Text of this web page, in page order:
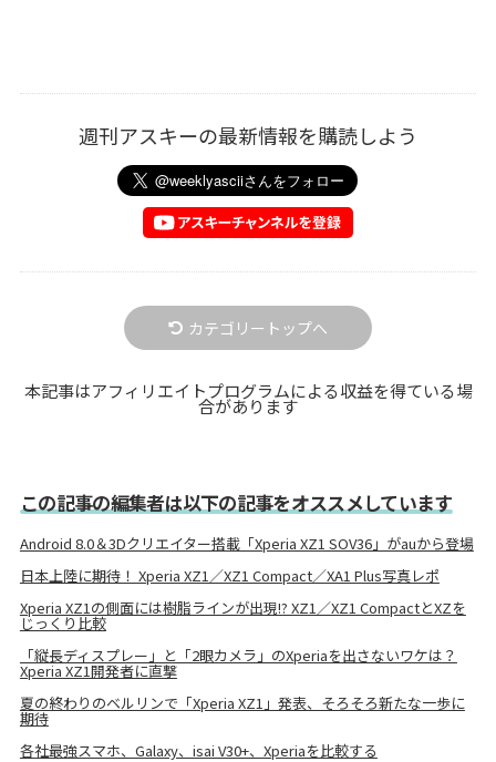
週刊アスキーの最新情報を購読しよう
カテゴリートップへ
本記事はアフィリエイトプログラムによる収益を得ている場
合があります
この記事の編集者は以下の記事をオススメしています
Android 8.0＆3Dクリエイター搭載「Xperia XZ1 SOV36」がauから登場
日本上陸に期待！ Xperia XZ1／XZ1 Compact／XA1 Plus写真レポ
Xperia XZ1の側面には樹脂ラインが出現!? XZ1／XZ1 CompactとXZを
じっくり比較
「縦長ディスプレー」と「2眼カメラ」のXperiaを出さないワケは？
Xperia XZ1開発者に直撃
夏の終わりのベルリンで「Xperia XZ1」発表、そろそろ新たな一歩に
期待
各社最強スマホ、Galaxy、isai V30+、Xperiaを比較する